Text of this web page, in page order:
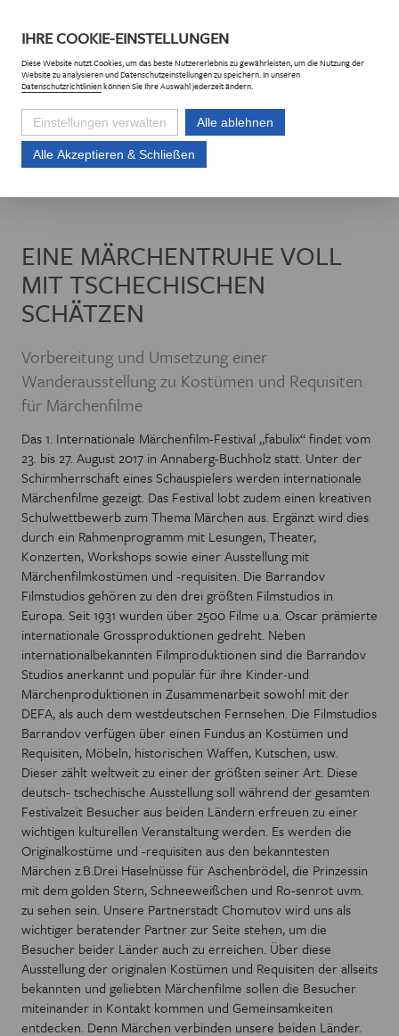
Euroregion Erzgebirge e.V. Projekte
EINE MÄRCHENTRUHE VOLL
MIT TSCHECHISCHEN
SCHÄTZEN
Vorbereitung und Umsetzung einer
Wanderausstellung zu Kostümen und Requisiten
für Märchenfilme
Das 1. Internationale Märchenfilm-Festival „fabulix“ findet vom
23. bis 27. August 2017 in Annaberg-Buchholz statt. Unter der
Schirmherrschaft eines Schauspielers werden internationale
Märchenfilme gezeigt. Das Festival lobt zudem einen kreativen
Schulwettbewerb zum Thema Märchen aus. Ergänzt wird dies
durch ein Rahmenprogramm mit Lesungen, Theater,
Konzerten, Workshops sowie einer Ausstellung mit
Märchenfilmkostümen und -requisiten. Die Barrandov
Filmstudios gehören zu den drei größten Filmstudios in
Europa. Seit 1931 wurden über 2500 Filme u.a. Oscar prämierte
internationale Grossproduktionen gedreht. Neben
internationalbekannten Filmproduktionen sind die Barrandov
Studios anerkannt und populär für ihre Kinder-und
Märchenproduktionen in Zusammenarbeit sowohl mit der
DEFA, als auch dem westdeutschen Fernsehen. Die Filmstudios
Barrandov verfügen über einen Fundus an Kostümen und
Requisiten, Möbeln, historischen Waffen, Kutschen, usw.
Dieser zählt weltweit zu einer der größten seiner Art. Diese
deutsch- tschechische Ausstellung soll während der gesamten
Festivalzeit Besucher aus beiden Ländern erfreuen zu einer
wichtigen kulturellen Veranstaltung werden. Es werden die
Originalkostüme und -requisiten aus den bekanntesten
Märchen z.B.Drei Haselnüsse für Aschenbrödel, die Prinzessin
mit dem golden Stern, Schneeweißchen und Ro-senrot uvm.
zu sehen sein. Unsere Partnerstadt Chomutov wird uns als
wichtiger beratender Partner zur Seite stehen, um die
Besucher beider Länder auch zu erreichen. Über diese
Ausstellung der originalen Kostümen und Requisiten der allseits
bekannten und geliebten Märchenfilme sollen die Besucher
miteinander in Kontakt kommen und Gemeinsamkeiten
entdecken. Denn Märchen verbinden unsere beiden Länder.
IHRECOOKIE-EINSTELLUNGEN
DieseWebsitenutzt Cookies, um das beste Nutzererlebnis zu gewährleisten, um die Nutzung der
Websitezu analysieren und Datenschutzeinstellungen zu speichern. In unseren
Datenschutzrichtlinienkönnen Sie Ihre Auswahl jederzeit ändern.
Einstellungen verwalten Alle ablehnen
Alle Akzeptieren & Schließen